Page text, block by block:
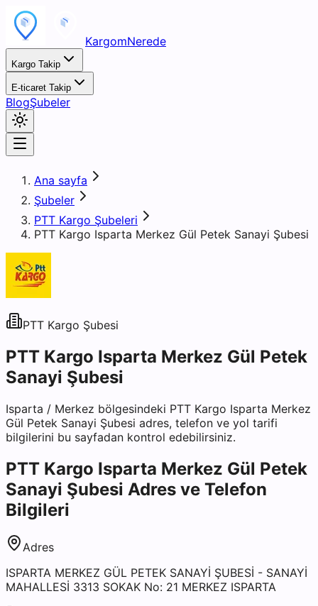
KargomNerede
Kargo Takip
E-ticaret Takip
BlogŞubeler
Ana sayfa
Şubeler
PTT Kargo Şubeleri
PTT Kargo Isparta Merkez Gül Petek Sanayi Şubesi
PTT Kargo Şubesi
PTT Kargo Isparta Merkez Gül Petek
Sanayi Şubesi
Isparta / Merkez bölgesindeki PTT Kargo Isparta Merkez
Gül Petek Sanayi Şubesi adres, telefon ve yol tarifi
bilgilerini bu sayfadan kontrol edebilirsiniz.
PTT Kargo Isparta Merkez Gül Petek
Sanayi Şubesi Adres ve Telefon
Bilgileri
Adres
ISPARTA MERKEZ GÜL PETEK SANAYİ ŞUBESİ - SANAYİ
MAHALLESİ 3313 SOKAK No: 21 MERKEZ ISPARTA